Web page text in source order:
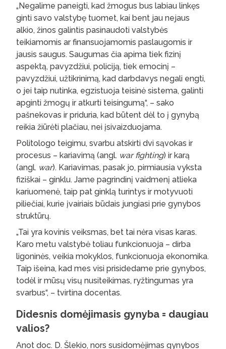
„Negalime paneigti, kad žmogus bus labiau linkęs
ginti savo valstybę tuomet, kai bent jau nejaus
alkio, žinos galintis pasinaudoti valstybės
teikiamomis ar finansuojamomis paslaugomis ir
jausis saugus. Saugumas čia apima tiek fizinį
aspektą, pavyzdžiui, policiją, tiek emocinį –
pavyzdžiui, užtikrinimą, kad darbdavys negali engti,
o jei taip nutinka, egzistuoja teisinė sistema, galinti
apginti žmogų ir atkurti teisingumą“, – sako
pašnekovas ir priduria, kad būtent dėl to į gynybą
reikia žiūrėti plačiau, nei įsivaizduojama.
Politologo teigimu, svarbu atskirti dvi sąvokas ir
procesus – kariavimą (angl. war fighting) ir karą
(angl. war). Kariavimas, pasak jo, pirmiausia vyksta
fiziškai – ginklu. Jame pagrindinį vaidmenį atlieka
kariuomenė, taip pat ginklą turintys ir motyvuoti
piliečiai, kurie įvairiais būdais jungiasi prie gynybos
struktūrų.
„Tai yra kovinis veiksmas, bet tai nėra visas karas.
Karo metu valstybė toliau funkcionuoja – dirba
ligoninės, veikia mokyklos, funkcionuoja ekonomika.
Taip išeina, kad mes visi prisidedame prie gynybos,
todėl ir mūsų visų nusiteikimas, ryžtingumas yra
svarbus“, – tvirtina docentas.
Didesnis domėjimasis gynyba = daugiau
valios?
Anot doc. D. Šlekio, nors susidomėjimas gynybos